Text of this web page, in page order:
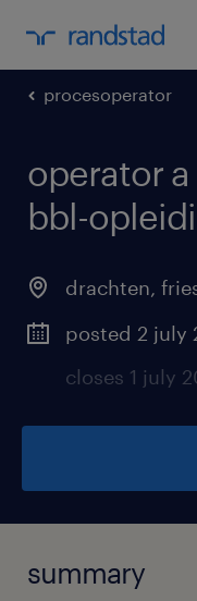
procesoperator
operator
bbl-
drachten,
posted 2 july
closes 1 july
summary